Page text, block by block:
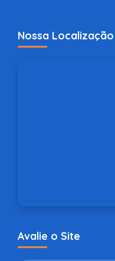
Nossa Localização
Avalie o Site